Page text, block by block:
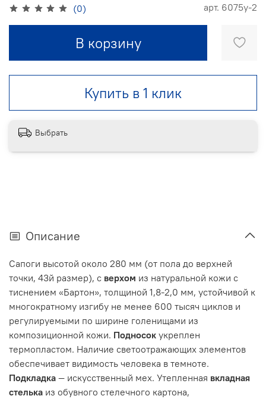
(0) арт. 6075y-2
В корзину
Купить в 1 клик
Выбрать
Описание
Сапоги высотой около 280 мм (от пола до верхней
точки, 43й размер), с верхом из натуральной кожи с
тиснением «Бартон», толщиной 1,8-2,0 мм, устойчивой к
многократному изгибу не менее 600 тысяч циклов и
регулируемыми по ширине голенищами из
композиционной кожи. Подносок укреплен
термопластом. Наличие светоотражающих элементов
обеспечивает видимость человека в темноте.
Подкладка — искусственный мех. Утепленная вкладная
стелька из обувного стелечного картона,